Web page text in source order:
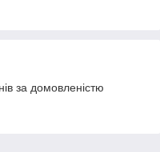
за домовленістю